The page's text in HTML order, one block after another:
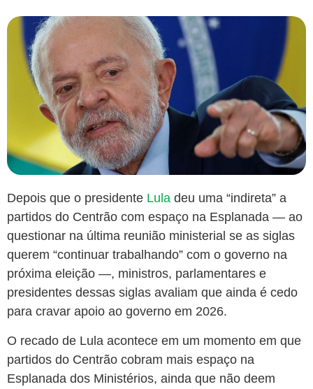
Depois que o presidente Lula deu uma “indireta” a
partidos do Centrão com espaço na Esplanada — ao
questionar na última reunião ministerial se as siglas
querem “continuar trabalhando” com o governo na
próxima eleição —, ministros, parlamentares e
presidentes dessas siglas avaliam que ainda é cedo
para cravar apoio ao governo em 2026.
O recado de Lula acontece em um momento em que
partidos do Centrão cobram mais espaço na
Esplanada dos Ministérios, ainda que não deem